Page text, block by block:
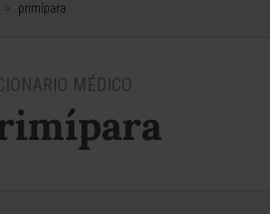
> primípara
MÉDICO